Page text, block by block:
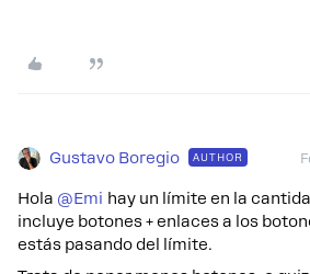
Gustavo Boregio AUTHOR
Hola @Emi hay un límite en la
incluye botones + enlaces a los
estás pasando del límite.